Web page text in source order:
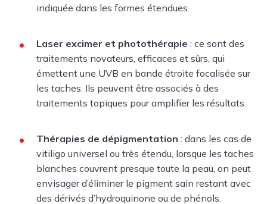
indiquée dans les formes étendues.
Laser excimer et photothérapie : ce sont des
traitements novateurs, efficaces et sûrs, qui
émettent une UVB en bande étroite focalisée sur
les taches. Ils peuvent être associés à des
traitements topiques pour amplifier les résultats.
Thérapies de dépigmentation : dans les cas de
vitiligo universel ou très étendu, lorsque les taches
blanches couvrent presque toute la peau, on peut
envisager d’éliminer le pigment sain restant avec
des dérivés d’hydroquinone ou de phénols.